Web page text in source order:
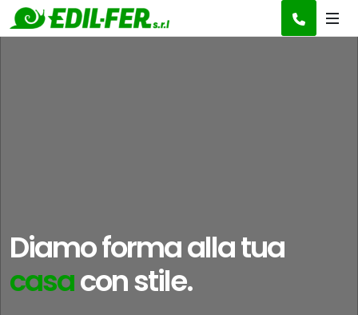
Diamo forma alla tua
con stile.